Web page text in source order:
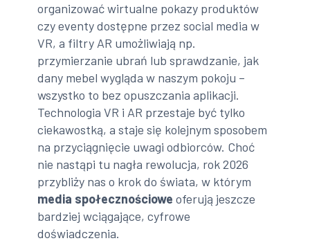
organizować wirtualne pokazy produktów
czy eventy dostępne przez social media w
VR, a filtry AR umożliwiają np.
przymierzanie ubrań lub sprawdzanie, jak
dany mebel wygląda w naszym pokoju –
wszystko to bez opuszczania aplikacji.
Technologia VR i AR przestaje być tylko
ciekawostką, a staje się kolejnym sposobem
na przyciągnięcie uwagi odbiorców. Choć
nie nastąpi tu nagła rewolucja, rok 2026
przybliży nas o krok do świata, w którym
media społecznościowe oferują jeszcze
bardziej wciągające, cyfrowe
doświadczenia.